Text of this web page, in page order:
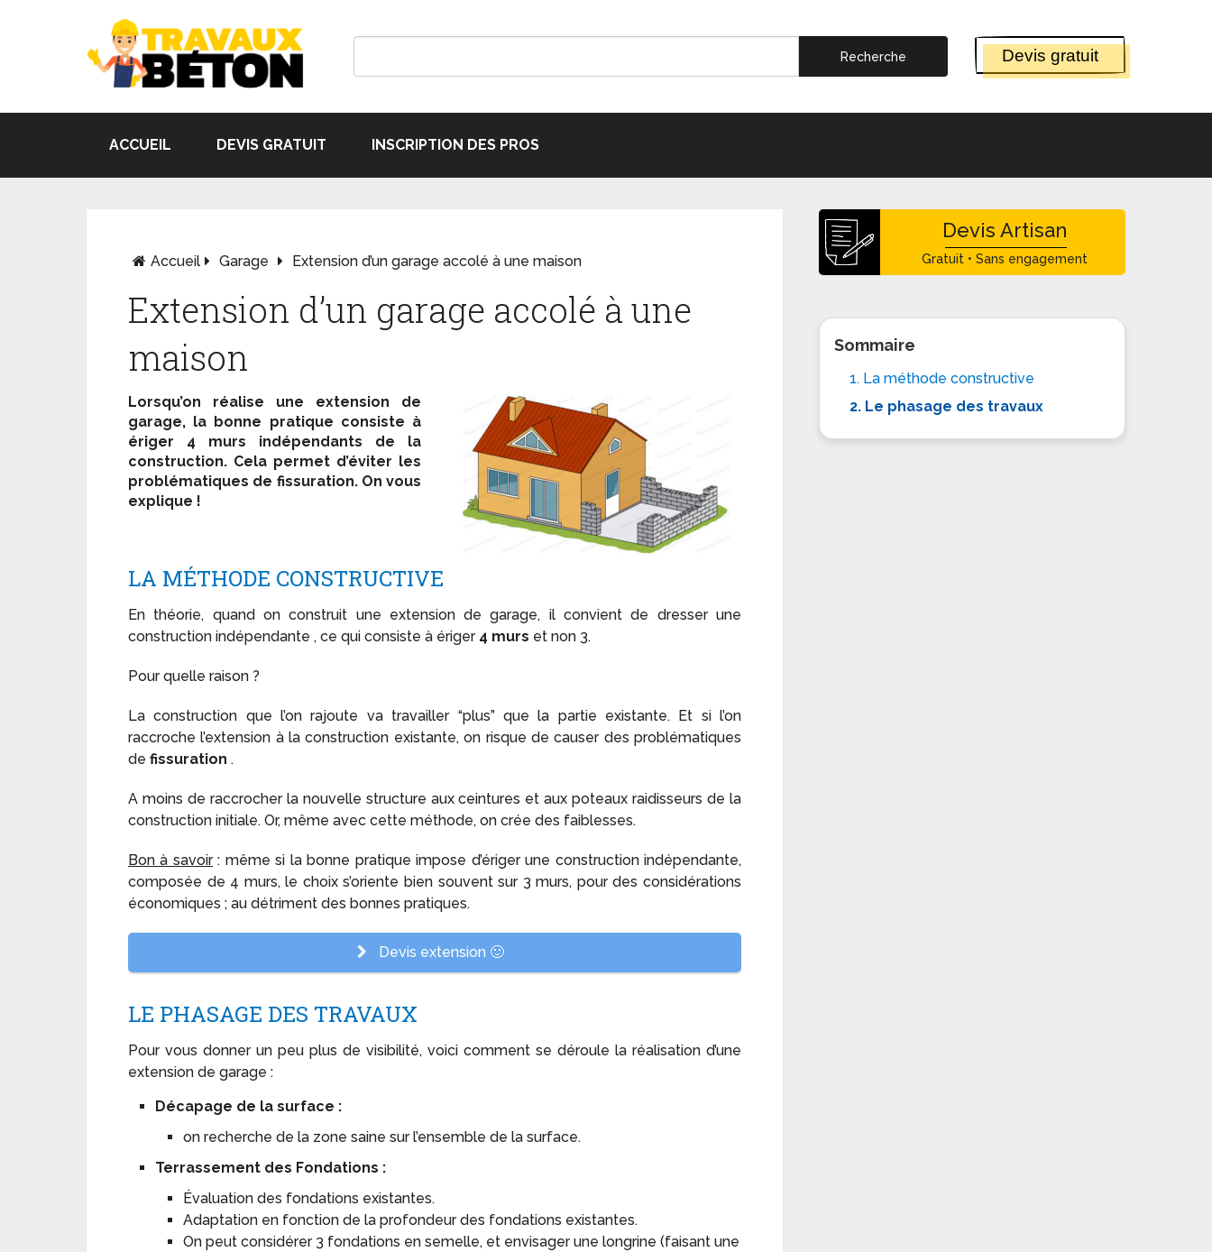
Devis gratuit
ACCUEIL DEVIS GRATUIT INSCRIPTION DES PROS
Accueil Garage Extension d’un garage accolé à une maison
Extension d’un garage accolé à une
maison
Lorsqu’on réalise une extension de
garage, la bonne pratique consiste à
ériger 4 murs indépendants de la
construction. Cela permet d’éviter les
problématiques de fissuration. On vous
explique !
LA MÉTHODE CONSTRUCTIVE
En théorie, quand on construit une extension de garage, il convient de dresser une
construction indépendante , ce qui consiste à ériger 4 murs et non 3.
Pour quelle raison ?
La construction que l’on rajoute va travailler “plus” que la partie existante. Et si l’on
raccroche l’extension à la construction existante, on risque de causer des problématiques
de fissuration .
A moins de raccrocher la nouvelle structure aux ceintures et aux poteaux raidisseurs de la
construction initiale. Or, même avec cette méthode, on crée des faiblesses.
Bon à savoir: même si la bonne pratique impose d’ériger une construction indépendante,
composée de 4 murs, le choix s’oriente bien souvent sur 3 murs, pour des considérations
économiques ; au détriment des bonnes pratiques.
Devis extension 🙂
LE PHASAGE DES TRAVAUX
Pour vous donner un peu plus de visibilité, voici comment se déroule la réalisation d’une
extension de garage :
Décapage de la surface :
on recherche de la zone saine sur l’ensemble de la surface.
Terrassement des Fondations :
Évaluation des fondations existantes.
Adaptation en fonction de la profondeur des fondations existantes.
On peut considérer 3 fondations en semelle, et envisager une longrine (faisant une
Devis Artisan
Gratuit • Sans engagement
Sommaire
1. La méthode constructive
2. Le phasage des travaux